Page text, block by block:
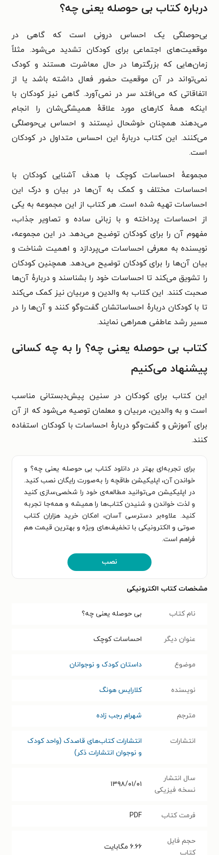
درباره کتاب بی حوصله یعنی چه؟
بی‌حوصلگی یک احساس درونی است که گاهی در
موقعیت‌های اجتماعی برای کودکان تشدید می‌شود. مثلاً
زمان‌هایی که بزرگترها در حال معاشرت هستند و کودک
نمی‌تواند در آن موقعیت حضور فعال داشته باشد یا از
اتفاقاتی که می‌افتد سر در نمی‌آورد. گاهی نیز کودکان با
اینکه همهٔ کارهای مورد علاقه‌ٔ همیشگی‌شان را انجام
می‌دهند همچنان خوشحال نیستند و احساس بی‌حوصلگی
می‌کنند. این کتاب دربارهٔ این احساس متداول در کودکان
است.
مجموعهٔ احساسات کوچک با هدف آشنایی کودکان با
احساسات مختلف و کمک به آن‌ها در بیان و درک این
احساسات تهیه شده است. هر کتاب از این مجموعه به یکی
از احساسات پرداخته و با زبانی ساده و تصاویر جذاب،
مفهوم آن را برای کودکان توضیح می‌دهد. در این مجموعه،
نویسنده به معرفی احساسات می‌پردازد و اهمیت شناخت و
بیان آن‌ها را برای کودکان توضیح می‌دهد. همچنین کودکان
را تشویق می‌کند تا احساسات خود را بشناسند و دربارهٔ آن‌ها
صحبت کنند. این کتاب به والدین و مربیان نیز کمک می‌کند
تا با کودکان دربارهٔ احساساتشان گفت‌وگو کنند و آن‌ها را در
مسیر رشد عاطفی همراهی نمایند.
کتاب بی حوصله یعنی چه؟ را به چه کسانی
پیشنهاد می‌کنیم
این کتاب برای کودکان در سنین پیش‌دبستانی مناسب
است و به والدین، مربیان و معلمان توصیه می‌شود که از آن
برای آموزش و گفت‌وگو دربارهٔ احساسات با کودکان استفاده
کنند.
برای تجربه‌ای بهتر در دانلود کتاب بی حوصله یعنی چه؟ و
خواندن آن، اپلیکیشن طاقچه را به‌صورت رایگان نصب کنید.
در اپلیکیشن می‌توانید مطالعه‌ی خود را شخصی‌سازی کنید
و لذت خواندن و شنیدن کتاب‌ها را همیشه و همه‌جا تجربه
کنید. علاوه‌بر دسترسی آسان، امکان خرید هزاران کتاب
صوتی و الکترونیکی با تخفیف‌های ویژه و بهترین قیمت هم
فراهم است.
نصب
مشخصات کتاب الکترونیکی
نام کتاب بی حوصله یعنی چه؟
عنوان دیگر احساسات کوچک
موضوع داستان کودک و نوجوانان
نویسنده کلارایس هونگ
مترجم شهرام رجب زاده
انتشارات
انتشارات کتاب‌های قاصدک (واحد کودک
و نوجوان انتشارات ذکر)
سال انتشار
نسخه فیزیکی
۱۳۹۸/۰۱/۰۱
فرمت کتاب PDF
حجم فایل
کتاب
۶.۶۶ مگابایت